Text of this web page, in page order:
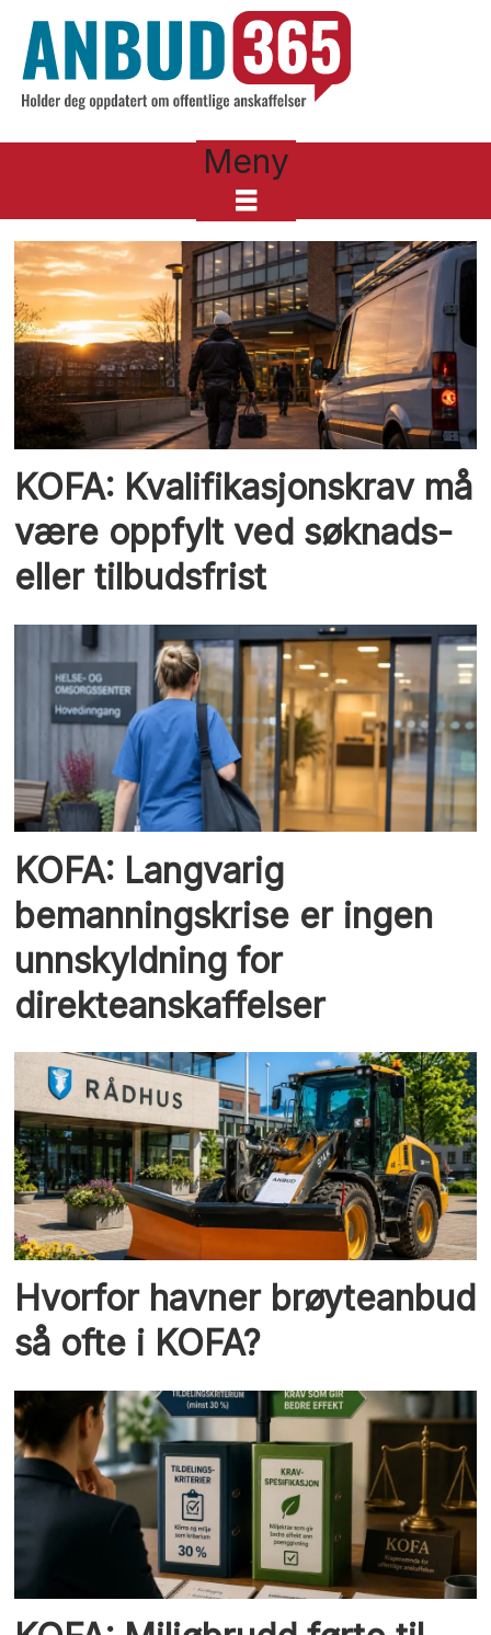
Meny
Tag:
120
KOFA: Kvalifikasjonskrav må
være oppfylt ved søknads-
eller tilbudsfrist
KOFA: Langvarig
bemanningskrise er ingen
unnskyldning for
direkteanskaffelser
Hvorfor havner brøyteanbud
så ofte i KOFA?